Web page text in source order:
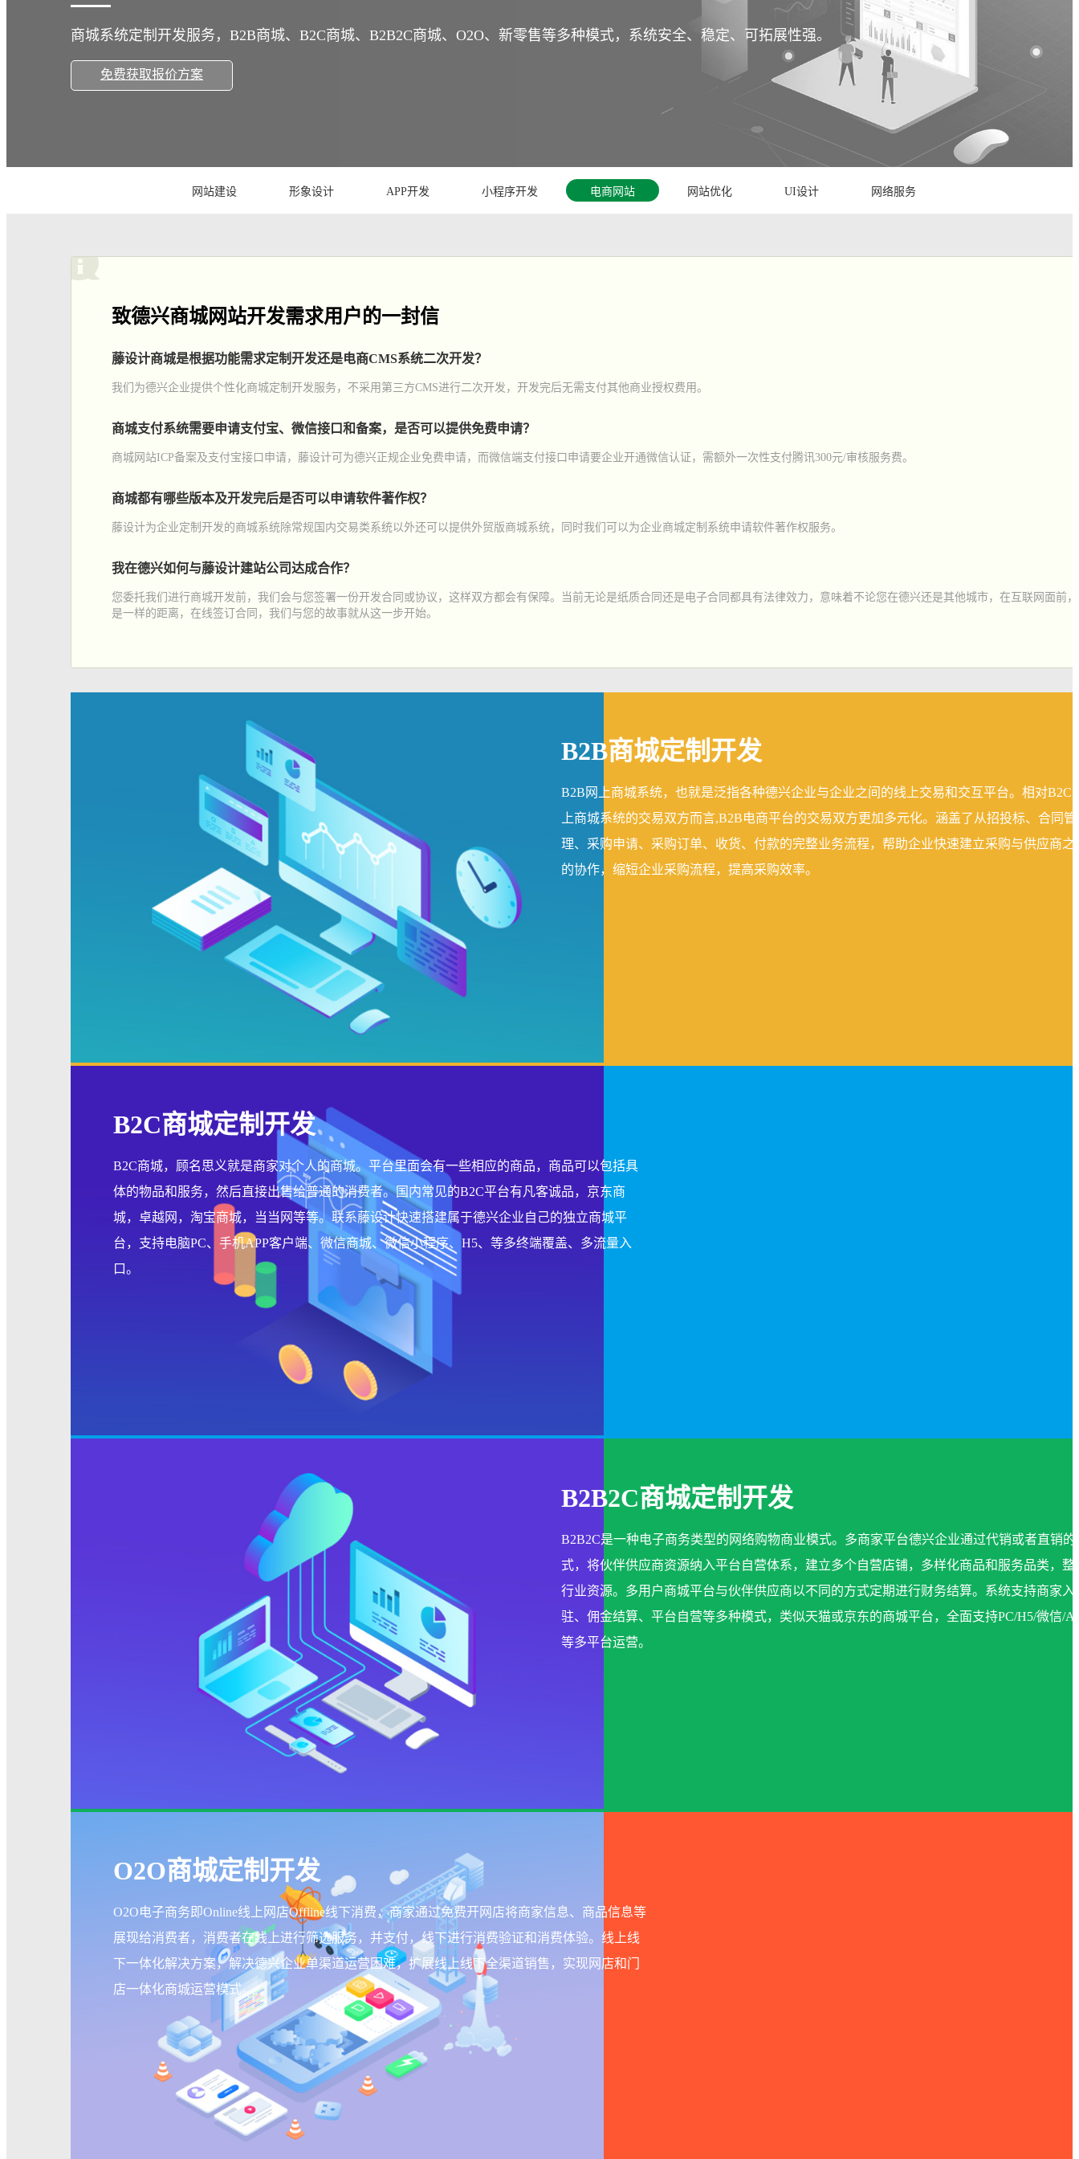
商城系统定制开发服务，B2B商城、B2C商城、B2B2C商城、O2O、新零售等多种模式，系统安全、稳定、可拓展性强。
免费获取报价方案
网站建设 形象设计 APP开发 小程序开发 电商网站 网站优化 UI设计 网络服务
致德兴商城网站开发需求用户的一封信
藤设计商城是根据功能需求定制开发还是电商CMS系统二次开发？
我们为德兴企业提供个性化商城定制开发服务，不采用第三方CMS进行二次开发，开发完后无需支付其他商业授权费用。
商城支付系统需要申请支付宝、微信接口和备案，是否可以提供免费申请？
商城网站ICP备案及支付宝接口申请，藤设计可为德兴正规企业免费申请，而微信端支付接口申请要企业开通微信认证，需额外一次性支付腾讯300元/审核服务费。
商城都有哪些版本及开发完后是否可以申请软件著作权？
藤设计为企业定制开发的商城系统除常规国内交易类系统以外还可以提供外贸版商城系统，同时我们可以为企业商城定制系统申请软件著作权服务。
我在德兴如何与藤设计建站公司达成合作？
您委托我们进行商城开发前，我们会与您签署一份开发合同或协议，这样双方都会有保障。当前无论是纸质合同还是电子合同都具有法律效力，意味着不论您在德兴还是其他城市，在互联网面前
是一样的距离，在线签订合同，我们与您的故事就从这一步开始。
B2B商城定制开发
B2B网上商城系统，也就是泛指各种德兴企业与企业之间的线上交易和交互平台。相对B2C
上商城系统的交易双方而言,B2B电商平台的交易双方更加多元化。涵盖了从招投标、合同管
理、采购申请、采购订单、收货、付款的完整业务流程，帮助企业快速建立采购与供应商之
的协作，缩短企业采购流程，提高采购效率。
B2C商城定制开发
B2C商城，顾名思义就是商家对个人的商城。平台里面会有一些相应的商品，商品可以包括具
体的物品和服务，然后直接出售给普通的消费者。国内常见的B2C平台有凡客诚品，京东商
城，卓越网，淘宝商城，当当网等等。联系藤设计快速搭建属于德兴企业自己的独立商城平
台，支持电脑PC、手机APP客户端、微信商城、微信小程序、H5、等多终端覆盖、多流量入
口。
B2B2C商城定制开发
B2B2C是一种电子商务类型的网络购物商业模式。多商家平台德兴企业通过代销或者直销的
式，将伙伴供应商资源纳入平台自营体系，建立多个自营店铺，多样化商品和服务品类，整
行业资源。多用户商城平台与伙伴供应商以不同的方式定期进行财务结算。系统支持商家入
驻、佣金结算、平台自营等多种模式，类似天猫或京东的商城平台，全面支持PC/H5/微信/
等多平台运营。
O2O商城定制开发
O2O电子商务即Online线上网店Offline线下消费，商家通过免费开网店将商家信息、商品信息等
展现给消费者，消费者在线上进行筛选服务，并支付，线下进行消费验证和消费体验。线上线
下一体化解决方案，解决德兴企业单渠道运营困难，扩展线上线下全渠道销售，实现网店和门
店一体化商城运营模式。